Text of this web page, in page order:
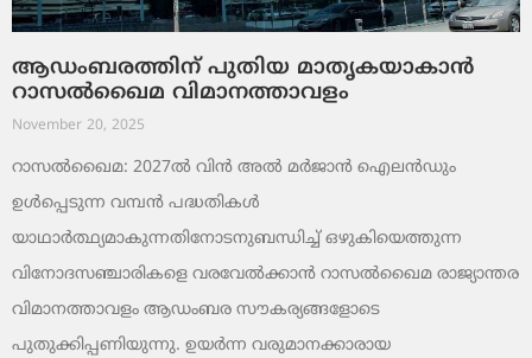
ആഡംബരത്തിന് പുതിയ മാതൃകയാകാൻ
റാസൽഖൈമ വിമാനത്താവളം
November 20, 2025
റാസൽഖൈമ: 2027ൽ വിൻ അൽ മർജാൻ ഐലൻഡും
ഉൾപ്പെടുന്ന വമ്പൻ പദ്ധതികൾ
യാഥാർത്ഥ്യമാകുന്നതിനോടനുബന്ധിച്ച് ഒഴുകിയെത്തുന്ന
വിനോദസഞ്ചാരികളെ വരവേൽക്കാൻ റാസൽഖൈമ രാജ്യാന്തര
വിമാനത്താവളം ആഡംബര സൗകര്യങ്ങളോടെ
പുതുക്കിപ്പണിയുന്നു. ഉയർന്ന വരുമാനക്കാരായ